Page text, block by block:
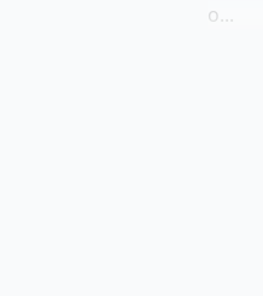
o...